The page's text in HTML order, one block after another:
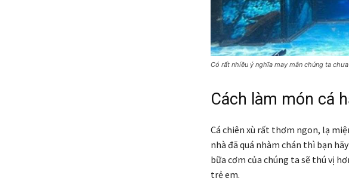
Có rất nhiều ý nghĩa may mắn chúng ta
Cách làm món cá
Cá chiên xù rất thơm ngon, lạ
nhà đã quá nhàm chán thì bạn
bữa cơm của chúng ta sẽ thú vị
trẻ em.